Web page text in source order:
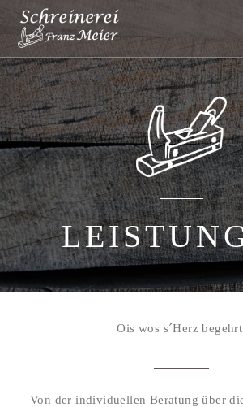
Ois wos s´Herz
Von der individuellen Beratung über